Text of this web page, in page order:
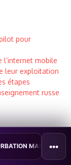
pour
l’internet mobile
leur exploitation
étapes
russe
MOBILE ••••